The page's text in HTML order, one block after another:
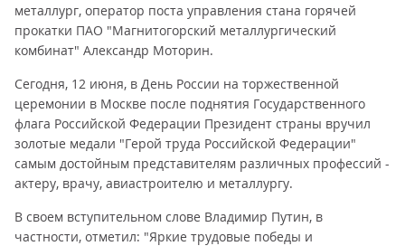
металлург, оператор поста управления стана горячей
прокатки ПАО "Магнитогорский металлургический
комбинат" Александр Моторин.
Сегодня, 12 июня, в День России на торжественной
церемонии в Москве после поднятия Государственного
флага Российской Федерации Президент страны вручил
золотые медали "Герой труда Российской Федерации"
самым достойным представителям различных профессий -
актеру, врачу, авиастроителю и металлургу.
В своем вступительном слове Владимир Путин, в
частности, отметил: "Яркие трудовые победы и